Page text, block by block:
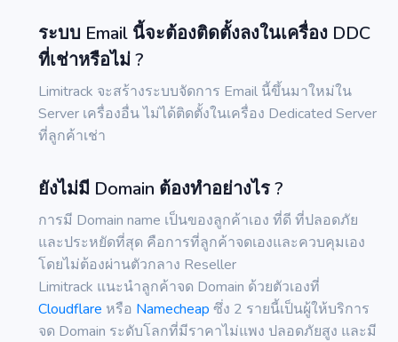
ระบบ Email นี้จะต้องติดตั้งลงในเครื่อง DDC
ที่เช่าหรือไม่ ?
Limitrack จะสร้างระบบจัดการ Email นี้ขึ้นมาใหม่ใน
Server เครื่องอื่น ไม่ได้ติดตั้งในเครื่อง Dedicated Server
ที่ลูกค้าเช่า
ยังไม่มี Domain ต้องทำอย่างไร ?
การมี Domain name เป็นของลูกค้าเอง ที่ดี ที่ปลอดภัย
และประหยัดที่สุด คือการที่ลูกค้าจดเองและควบคุมเอง
โดยไม่ต้องผ่านตัวกลาง Reseller
Limitrack แนะนำลูกค้าจด Domain ด้วยตัวเองที่
Cloudflare หรือ Namecheap ซึ่ง 2 รายนี้เป็นผู้ให้บริการ
จด Domain ระดับโลกที่มีราคาไม่แพง ปลอดภัยสูง และมี